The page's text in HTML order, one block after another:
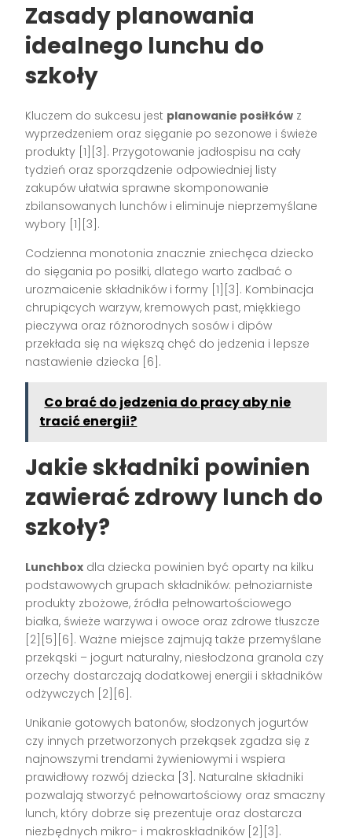
Zasady planowania
idealnego lunchu do
szkoły
Kluczem do sukcesu jest planowanie posiłków z
wyprzedzeniem oraz sięganie po sezonowe i świeże
produkty [1][3] . Przygotowanie jadłospisu na cały
tydzień oraz sporządzenie odpowiedniej listy
zakupów ułatwia sprawne skomponowanie
zbilansowanych lunchów i eliminuje nieprzemyślane
wybory [1][3] .
Codzienna monotonia znacznie zniechęca dziecko
do sięgania po posiłki, dlatego warto zadbać o
urozmaicenie składników i formy [1][3] . Kombinacja
chrupiących warzyw, kremowych past, miękkiego
pieczywa oraz różnorodnych sosów i dipów
przekłada się na większą chęć do jedzenia i lepsze
nastawienie dziecka [6] .
Co brać do jedzenia do pracy aby nie
tracić energii?
Jakie składniki powinien
zawierać zdrowy lunch do
szkoły?
Lunchbox dla dziecka powinien być oparty na kilku
podstawowych grupach składników: pełnoziarniste
produkty zbożowe, źródła pełnowartościowego
białka, świeże warzywa i owoce oraz zdrowe tłuszcze
[2][5][6] . Ważne miejsce zajmują także przemyślane
przekąski – jogurt naturalny, niesłodzona granola czy
orzechy dostarczają dodatkowej energii i składników
odżywczych [2][6] .
Unikanie gotowych batonów, słodzonych jogurtów
czy innych przetworzonych przekąsek zgadza się z
najnowszymi trendami żywieniowymi i wspiera
prawidłowy rozwój dziecka [3] . Naturalne składniki
pozwalają stworzyć pełnowartościowy oraz smaczny
lunch, który dobrze się prezentuje oraz dostarcza
niezbędnych mikro- i makroskładników [2][3] .